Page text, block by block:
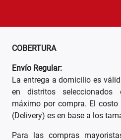
COBERTURA
Envío Regular:
La entrega a domicilio es
en distritos
máximo por compra. El
(Delivery) es en base a los
Para las compras